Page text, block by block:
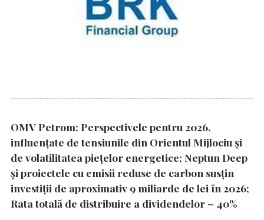
OMV Petrom: Perspectivele pentru 2026,
influențate de tensiunile din Orientul Mijlociu și
de volatilitatea piețelor energetice; Neptun Deep
și proiectele cu emisii reduse de carbon susțin
investiții de aproximativ 9 miliarde de lei în 2026;
Rata totală de distribuire a dividendelor – 40%